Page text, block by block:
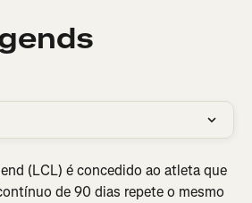
(LCL) é concedido ao atleta que
de 90 dias repete o mesmo